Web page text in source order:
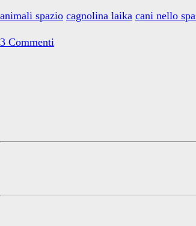
dimentichiamo
di
animali spazio cagnolina laika cani nello
3 Commenti
Sidebar